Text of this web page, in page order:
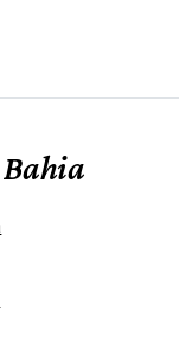
Bahia